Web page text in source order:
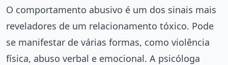
O comportamento abusivo é um dos sinais mais
reveladores de um relacionamento tóxico. Pode
se manifestar de várias formas, como violência
física, abuso verbal e emocional. A psicóloga